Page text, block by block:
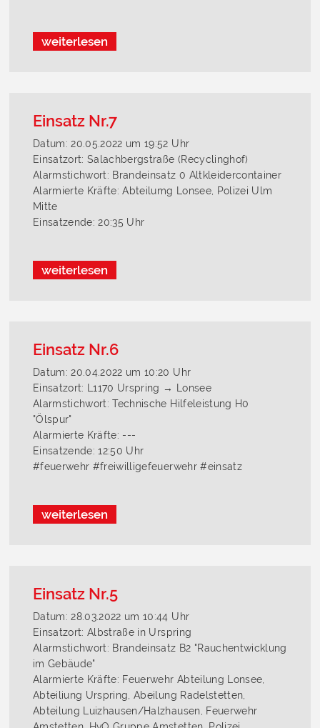
weiterlesen
Einsatz Nr.7
Datum: 20.05.2022 um 19:52 Uhr
Einsatzort: Salachbergstraße (Recyclinghof)
Alarmstichwort: Brandeinsatz 0 Altkleidercontainer
Alarmierte Kräfte: Abteilumg Lonsee, Polizei Ulm
Mitte
Einsatzende: 20:35 Uhr
weiterlesen
Einsatz Nr.6
Datum: 20.04.2022 um 10:20 Uhr
Einsatzort: L1170 Urspring → Lonsee
Alarmstichwort: Technische Hilfeleistung H0
"Ölspur"
Alarmierte Kräfte: ---
Einsatzende: 12:50 Uhr
#feuerwehr #freiwilligefeuerwehr #einsatz
weiterlesen
Einsatz Nr.5
Datum: 28.03.2022 um 10:44 Uhr
Einsatzort: Albstraße in Urspring
Alarmstichwort: Brandeinsatz B2 "Rauchentwicklung
im Gebäude"
Alarmierte Kräfte: Feuerwehr Abteilung Lonsee,
Abteiliung Urspring, Abeilung Radelstetten,
Abteilung Luizhausen/Halzhausen, Feuerwehr